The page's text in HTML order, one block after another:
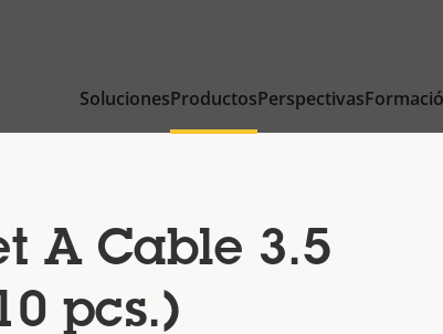
SolucionesProductosPerspectivas
A Cable 3.5
pcs.)